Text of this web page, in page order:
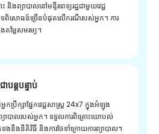
និងព្យាបាលនៅមន្ទីរពេទ្យរដ្ឋជាមួយវេជ្ជ
ពិសោធន៍ច្រើនបំផុតលើករណីរបស់អ្នក។ ការ
តម្លៃសមរម្យ។
បន្តបន្ទាប់
រឹក្សាផ្នែកវេជ្ជសាស្រ្ត 24x7 ក្នុងអំឡុង
យាបាលរបស់អ្នក។ ទទួលការពិគ្រោះយោបល់
ងនឹងនីតិវិធី និងការថែទាំក្រោយការព្យាបាល។